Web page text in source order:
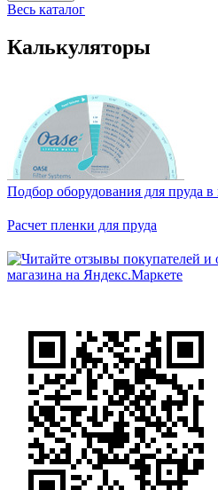
Весь каталог
Калькуляторы
Подбор оборудования для пруда в
Расчет пленки для пруда